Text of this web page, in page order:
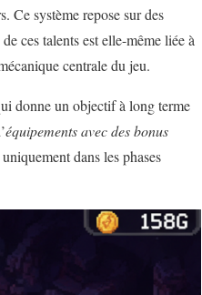
Ce système repose sur des
ces talents est elle-même liée à
centrale du jeu.
donne un objectif à long terme
équipements avec des bonus
dans les phases